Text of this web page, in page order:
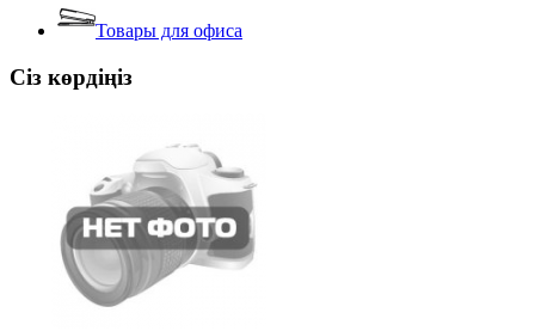
Товары для офиса
Сіз көрдіңіз